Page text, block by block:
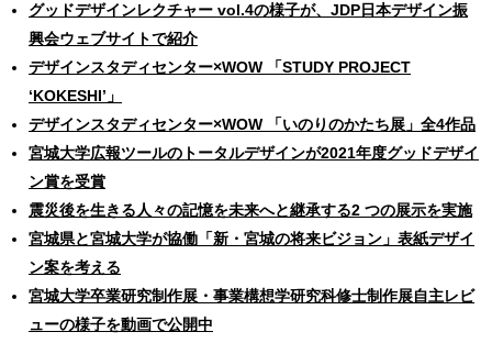
グッドデザインレクチャー vol.4の様子が、JDP日本デザイン振
興会ウェブサイトで紹介
デザインスタディセンター×WOW 「STUDY PROJECT
ʻKOKESHIʼ」
デザインスタディセンター×WOW 「いのりのかたち展」全4作品
宮城大学広報ツールのトータルデザインが2021年度グッドデザイ
ン賞を受賞
震災後を生きる人々の記憶を未来へと継承する2 つの展示を実施
宮城県と宮城大学が協働「新・宮城の将来ビジョン」表紙デザイ
ン案を考える
宮城大学卒業研究制作展・事業構想学研究科修士制作展自主レビ
ューの様子を動画で公開中